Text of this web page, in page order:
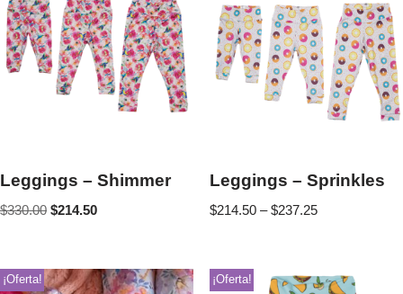
Leggings – Shimmer
$330.00 $214.50
Leggings – Sprinkles
$214.50 – $237.25
¡Oferta! ¡Oferta!